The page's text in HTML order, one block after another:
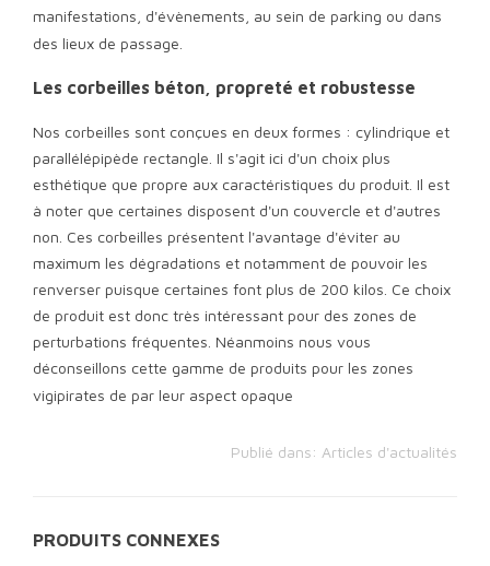
manifestations, d'évènements, au sein de parking ou dans
des lieux de passage.
Les corbeilles béton, propreté et robustesse
Nos corbeilles sont conçues en deux formes : cylindrique et
parallélépipède rectangle. Il s'agit ici d'un choix plus
esthétique que propre aux caractéristiques du produit. Il est
à noter que certaines disposent d'un couvercle et d'autres
non. Ces corbeilles présentent l'avantage d'éviter au
maximum les dégradations et notamment de pouvoir les
renverser puisque certaines font plus de 200 kilos. Ce choix
de produit est donc très intéressant pour des zones de
perturbations fréquentes. Néanmoins nous vous
déconseillons cette gamme de produits pour les zones
vigipirates de par leur aspect opaque
Publié dans: Articles d'actualités
PRODUITS CONNEXES